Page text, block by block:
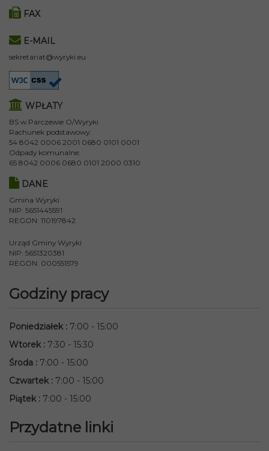
FAX
E-MAIL
sekretariat@wyryki.eu
WPŁATY
BS w Parczewie O/Wyryki
Rachunek podstawowy:
54 8042 0006 2001 0680 0101 0001
Odpady komunalne:
65 8042 0006 0680 0101 2000 0310
DANE
Gmina Wyryki
NIP: 5651445591
REGON: 110197842
Urząd Gminy Wyryki
NIP: 5651320381
REGON: 000551579
Godziny pracy
Poniedziałek : 7:00 - 15:00
Wtorek : 7:30 - 15:30
Środa : 7:00 - 15:00
Czwartek : 7:00 - 15:00
Piątek : 7:00 - 15:00
Przydatne linki